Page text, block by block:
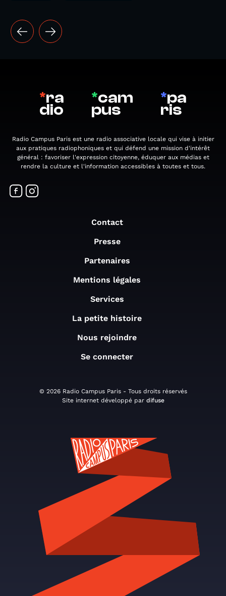
*ra
dio
*cam
pus
*pa
ris
Radio Campus Paris est une radio associative locale qui vise à initier
aux pratiques radiophoniques et qui défend une mission d'intérêt
général : favoriser l'expression citoyenne, éduquer aux médias et
rendre la culture et l'information accessibles à toutes et tous.
Contact
Presse
Partenaires
Mentions légales
Services
La petite histoire
Nous rejoindre
Se connecter
© 2026 Radio Campus Paris - Tous droits réservés
Site internet développé par difuse